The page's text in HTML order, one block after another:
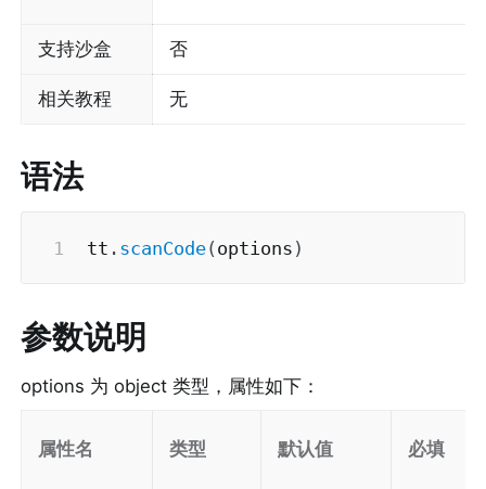
支持沙盒 否
相关教程 无
语法
tt . scanCode( options )
参数说明
options 为 object 类型，属性如下：
属性名 类型 默认值 必填